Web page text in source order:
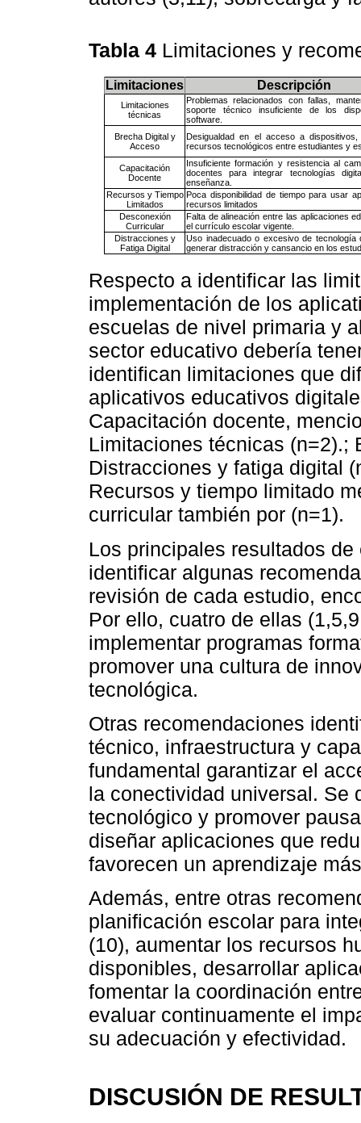
Tabla 4 Limitaciones y
Limitaciones Descripción
Limitaciones
técnicas
Problemas relacionados con fallas,
soporte técnico insuficiente de los
software.
Brecha Digital y
Acceso
Desigualdad en el acceso a
recursos tecnológicos entre estudiantes y
Capacitación
Docente
Insuficiente formación y resistencia al
docentes para integrar tecnologías
enseñanza.
Recursos y Tiempo
Limitados
Poca disponibilidad de tiempo para usar
recursos limitados
Desconexión
Curricular
Falta de alineación entre las aplicaciones
el currículo escolar vigente.
Distracciones y
Fatiga Digital
Uso inadecuado o excesivo de tecnología
generar distracción y cansancio en los
Respecto a identificar las
implementación de los
escuelas de nivel primaria y
sector educativo debería
identifican limitaciones que
aplicativos educativos
Capacitación docente,
Limitaciones técnicas (n=2).;
Distracciones y fatiga digital
Recursos y tiempo limitado
curricular también por (n=1).
Los principales resultados
identificar algunas
revisión de cada estudio,
Por ello, cuatro de ellas
implementar programas
promover una cultura de
tecnológica.
Otras recomendaciones
técnico, infraestructura y
fundamental garantizar el
la conectividad universal. Se
tecnológico y promover
diseñar aplicaciones que
favorecen un aprendizaje
Además, entre otras
planificación escolar para
(10), aumentar los recursos
disponibles, desarrollar
fomentar la coordinación
evaluar continuamente el
su adecuación y efectividad.
DISCUSIÓN DE